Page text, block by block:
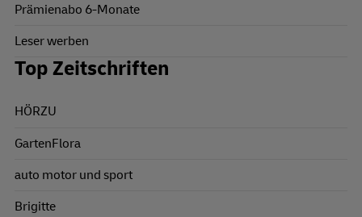
Prämienabo 6-Monate
Leser werben
Top Zeitschriften
HÖRZU
GartenFlora
auto motor und sport
Brigitte